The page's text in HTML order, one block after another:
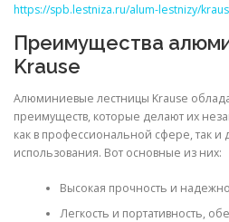
https://spb.lestniza.ru/alum-lestnizy/
Преимущества
Krause
Алюминиевые лестницы Krause
преимуществ, которые делают их
как в профессиональной сфере, так
использования. Вот основные из них:
Высокая прочность и
Легкость и портативность,